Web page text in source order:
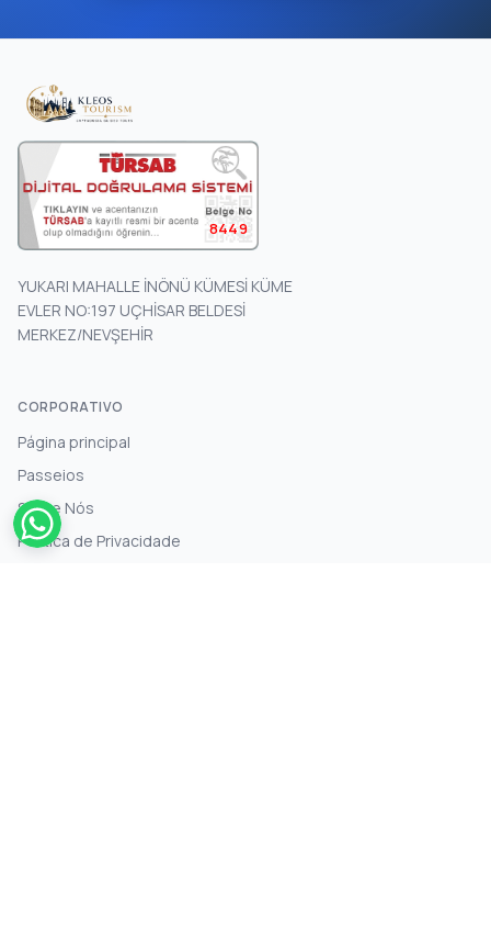
8449
YUKARI MAHALLE İNÖNÜ KÜMESİ KÜME
EVLER NO:197 UÇHİSAR BELDESİ
MERKEZ/NEVŞEHİR
CORPORATIVO
Página principal
Passeios
Sobre Nós
Política de Privacidade